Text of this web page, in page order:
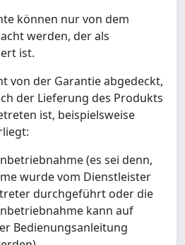
können nur von dem
werden, der als
ist.
von der Garantie abgedeckt,
der Lieferung des Produkts
ist, beispielsweise
(es sei denn,
wurde vom Dienstleister
durchgeführt oder die
kann auf
Bedienungsanleitung